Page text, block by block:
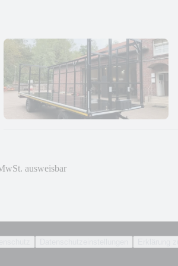
ausweisbar